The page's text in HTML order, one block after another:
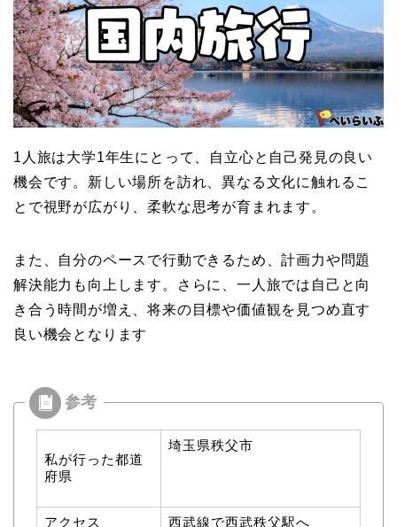
1人旅は大学1年生にとって、自立心と自己発見の良い
機会です。新しい場所を訪れ、異なる文化に触れるこ
とで視野が広がり、柔軟な思考が育まれます。
また、自分のペースで行動できるため、計画力や問題
解決能力も向上します。さらに、一人旅では自己と向
き合う時間が増え、将来の目標や価値観を見つめ直す
良い機会となります
私が行った都道
府県
埼玉県秩父市
アクセス 西武線で西武秩父駅へ